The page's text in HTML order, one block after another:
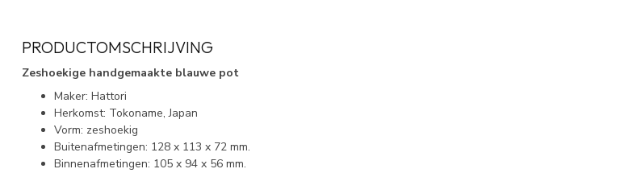
PRODUCTOMSCHRIJVING
Zeshoekige handgemaakte blauwe pot
Maker: Hattori
Herkomst: Tokoname, Japan
Vorm: zeshoekig
Buitenafmetingen: 128 x 113 x 72 mm.
Binnenafmetingen: 105 x 94 x 56 mm.